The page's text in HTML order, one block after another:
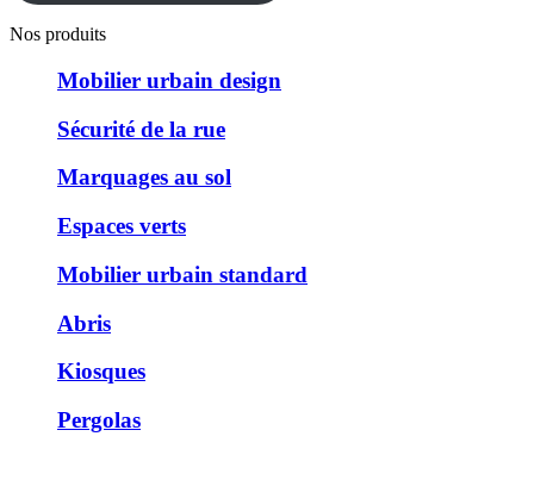
Nos produits
Mobilier urbain design
Sécurité de la rue
Marquages au sol
Espaces verts
Mobilier urbain standard
Abris
Kiosques
Pergolas